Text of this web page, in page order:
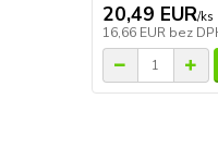
20,49 EUR/ks
16,66 EUR bez